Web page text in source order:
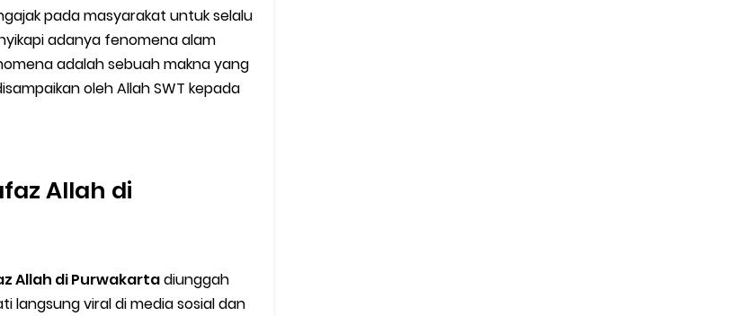
Operasionalnya
Gangguan
pada masyarakat untuk selalu
adanya fenomena alam
adalah sebuah makna yang
oleh Allah SWT kepada
Allah di
Allah di Purwakartadiunggah
langsung viral di media sosial dan